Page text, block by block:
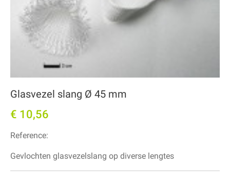
Glasvezel slang Ø 45 mm
€ 10,56
Reference:
Gevlochten glasvezelslang op diverse lengtes